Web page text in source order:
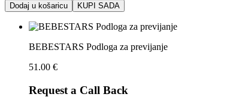
Dodaj u košaricu KUPI SADA
BEBESTARS Podloga za previjanje
51.00 €
Request a Call Back